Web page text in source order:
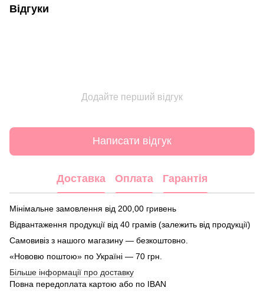
Відгуки
Додайте перший відгук
Написати відгук
Доставка Оплата Гарантія
Мінімальне замовлення від 200,00 гривень
Відвантаження продукції від 40 грамів (залежить від продукції)
Самовивіз з нашого магазину — безкоштовно.
«Нововю поштою» по Україні — 70 грн.
Більше інформації про доставку
Повна передоплата картою або по IBAN